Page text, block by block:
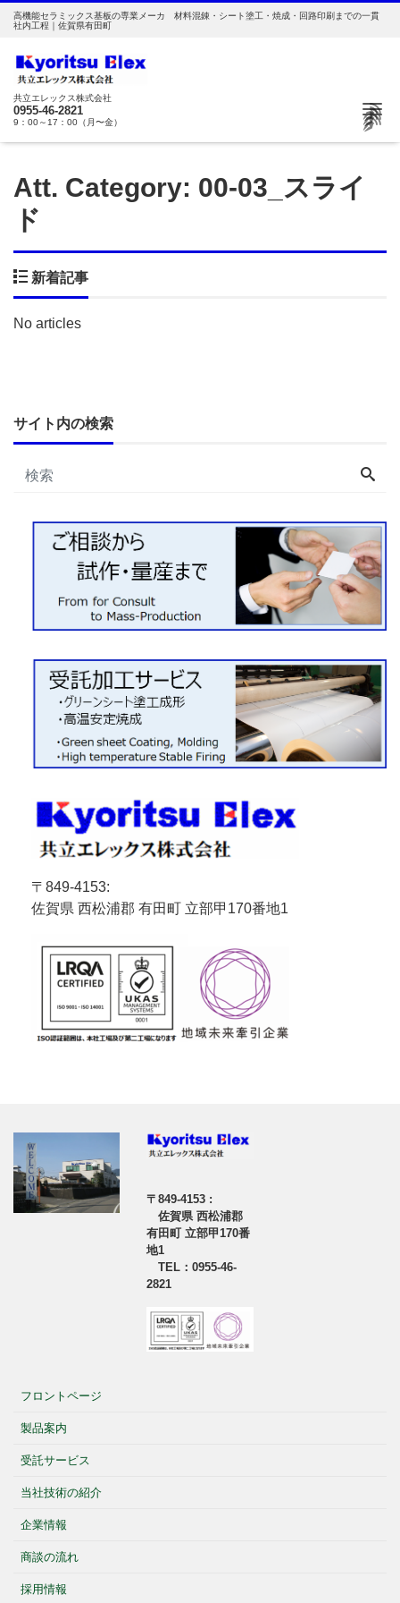
高機能セラミックス基板の専業メーカ 材料混錬・シート塗工・焼成・回路印刷までの一貫
社内工程｜佐賀県有田町
共立エレックス株式会社
0955-46-2821
9：00～17：00（月〜金）
Att. Category: 00-03_スライ
ド
新着記事
No articles
サイト内の検索
〒849-4153:
佐賀県 西松浦郡 有田町 立部甲170番地1
〒849-4153 :
佐賀県 西松浦郡
有田町 立部甲170番
地1
TEL：0955-46-
2821
フロントページ
製品案内
受託サービス
当社技術の紹介
企業情報
商談の流れ
採用情報